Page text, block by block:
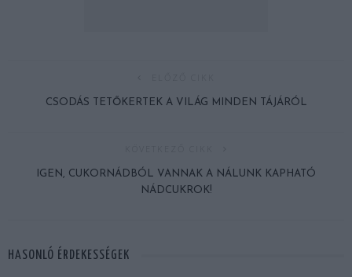
CSODÁS TETŐKERTEK A VILÁG MINDEN TÁJÁRÓL
IGEN, CUKORNÁDBÓL VANNAK A NÁLUNK KAPHATÓ
NÁDCUKROK!
HASONLÓ ÉRDEKESSÉGEK